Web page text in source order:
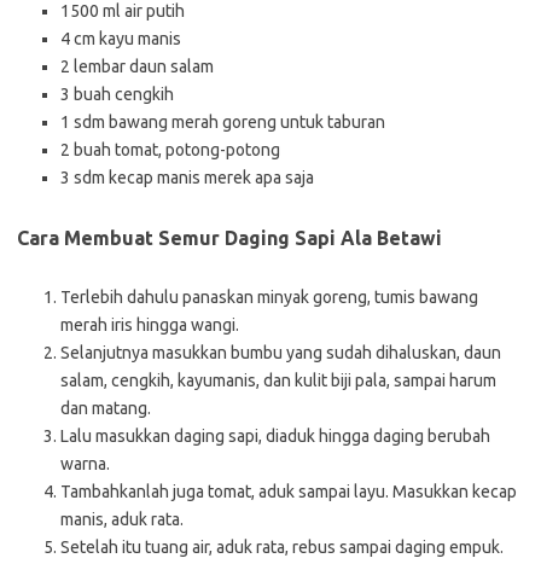
1500 ml air putih
4 cm kayu manis
2 lembar daun salam
3 buah cengkih
1 sdm bawang merah goreng untuk taburan
2 buah tomat, potong-potong
3 sdm kecap manis merek apa saja
Cara Membuat Semur Daging Sapi Ala Betawi
Terlebih dahulu panaskan minyak goreng, tumis bawang
merah iris hingga wangi.
Selanjutnya masukkan bumbu yang sudah dihaluskan, daun
salam, cengkih, kayumanis, dan kulit biji pala, sampai harum
dan matang.
Lalu masukkan daging sapi, diaduk hingga daging berubah
warna.
Tambahkanlah juga tomat, aduk sampai layu. Masukkan kecap
manis, aduk rata.
Setelah itu tuang air, aduk rata, rebus sampai daging empuk.